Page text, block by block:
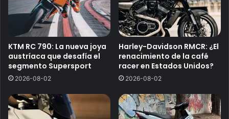
KTM RC 790: La nueva joya
austríaca que desafía el
segmento Supersport
2026-08-02
Harley-Davidson RMCR: ¿El
renacimiento de la café
racer en Estados Unidos?
2026-08-02